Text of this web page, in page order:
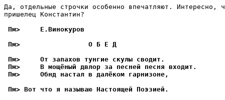
Да, отдельные строчки особенно впечатляют. Интересно,
пришелец Константин?
Пм>     Е.Винокуров
Пм>                 О Б Е Д
Пм>     От запахов тунгие скулы сводит.
Пм>     В мощёный двлор за песней песня входит.
Пм>     Обнд настал в далёком гарнизоне,
Пм> Вот что я называю Hастоящей Поэзией.